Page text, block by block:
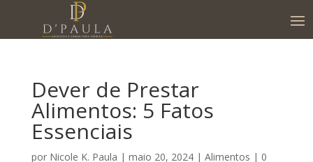
Dever de Prestar
Alimentos: 5 Fatos
Essenciais
por Nicole K. Paula | maio 20, 2024| Alimentos | 0